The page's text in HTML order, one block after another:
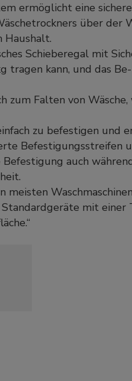
ermöglicht eine
über der
Haushalt.
Schieberegal mit
tragen kann, und das
zum Falten von
zu befestigen und
Befestigungsstreifen
auch
meisten
mit einer